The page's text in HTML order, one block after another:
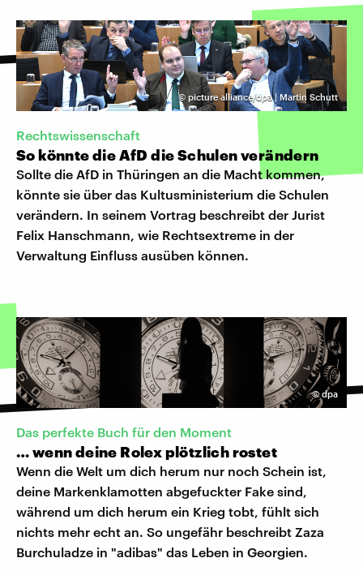
© picture alliance/dpa | Martin Schutt
Rechtswissenschaft
So könnte die AfD die Schulen verändern
Sollte die AfD in Thüringen an die Macht kommen,
könnte sie über das Kultusministerium die Schulen
verändern. In seinem Vortrag beschreibt der Jurist
Felix Hanschmann, wie Rechtsextreme in der
Verwaltung Einfluss ausüben können.
©dpa
Das perfekte Buch für den Moment
… wenn deine Rolex plötzlich rostet
Wenn die Welt um dich herum nur noch Schein ist,
deine Markenklamotten abgefuckter Fake sind,
während um dich herum ein Krieg tobt, fühlt sich
nichts mehr echt an. So ungefähr beschreibt Zaza
Burchuladze in "adibas" das Leben in Georgien.